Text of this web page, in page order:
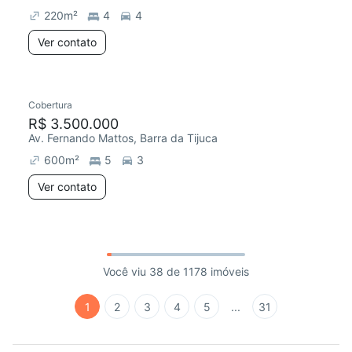
220m² 4
4
Ver contato
Cobertura
R$ 3.500.000
Av. Fernando Mattos, Barra da Tijuca
600m² 5
3
Ver contato
Você viu 38 de 1178 imóveis
1 2 3 4 5 ... 31